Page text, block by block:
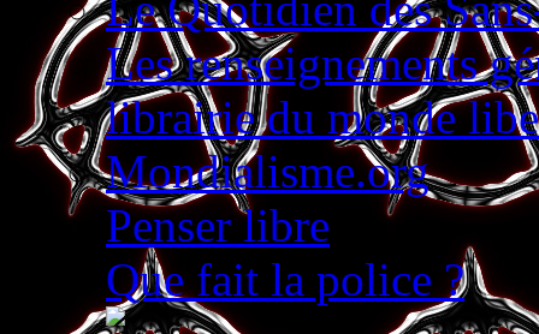
Les renseignements
librairie du monde
Mondialisme.org
Penser libre
Que fait la police ?